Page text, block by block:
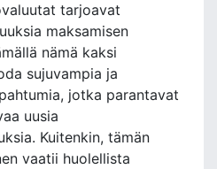
tarjoavat
maksamisen
nämä kaksi
sujuvampia ja
jotka parantavat
uusia
Kuitenkin, tämän
vaatii huolellista